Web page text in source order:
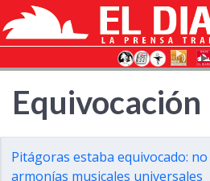
Equivocación
Pitágoras estaba equivocado:
armonías musicales universales